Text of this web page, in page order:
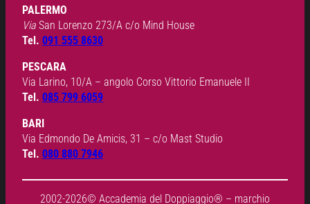
PALERMO
Via San Lorenzo 273/A c/o Mind House
Tel. 091 555 8630
PESCARA
Via Larino, 10/A – angolo Corso Vittorio Emanuele II
Tel. 085 799 6059
BARI
Via Edmondo De Amicis, 31 – c/o Mast Studio
Tel. 080 880 7946
2002-2026© Accademia del Doppiaggio® – marchio